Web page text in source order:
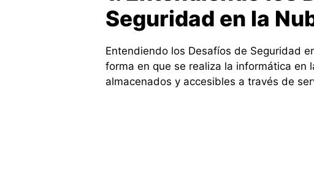
Seguridad en la
Entendiendo los Desafíos de Seguridad
forma en que se realiza la informática en
almacenados y accesibles a través de